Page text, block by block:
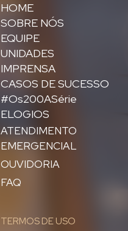
HOME
SOBRE NÓS
EQUIPE
UNIDADES
IMPRENSA
CASOS DE SUCESSO
#Os200ASérie
ELOGIOS
ATENDIMENTO
EMERGENCIAL
OUVIDORIA
FAQ
TERMOS DE USO